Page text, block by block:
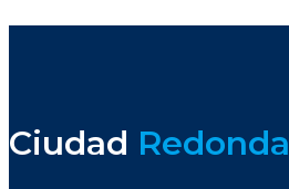
Ciudad Redonda